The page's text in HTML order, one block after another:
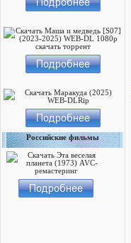
Российские фильмы